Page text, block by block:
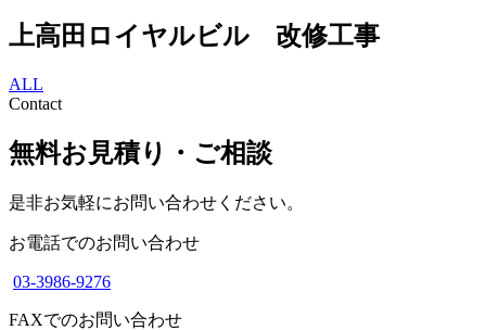
上高田ロイヤルビル 改修工事
ALL
Contact
無料お見積り・ご相談
是非お気軽にお問い合わせください。
お電話でのお問い合わせ
03-3986-9276
FAXでのお問い合わせ